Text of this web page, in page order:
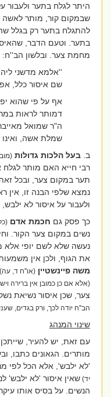
היתר לגלח בתער ולעבור
שבמקום קור, מותר לאשה
להתגלח בתער רק בגלל
בתער. וטעם הדבר,
מחמת צער. ובלשון הב''ח:
''אלמא מדשני ליה
שם איסור כלל,
אף על פי שהוא
דמותר לראות
ה"ר שמואל
שמלת אשה, ואינו
ב. בעל הלכות גדולות
רבי חייא האם מותר לגלח
תער במקום צער, ובכל
נמצא שלפי הבנה זו, אין
ולעבור על איסור לא
כך פסק גם חכמת אדם
נשים במקום צער הקור.
נעשה שלא לשם יופי אלא
את הגוף, ולכן אין
משה פיינשטיין (או''ח ד, עה)
(אלא אם כן כמובן אין ברירה
צער, שכן איסור נשיאת
הב''ח יודה לכך, ורק בגדים,
שינוי המנהג
עם זאת, יש להעיר,
מותרים. הגאונים כתבו,
'לא ילבש', אלא הכל לפי
יד) שאין איסור 'לא ילבש'
הנשים. על בסיס אותו